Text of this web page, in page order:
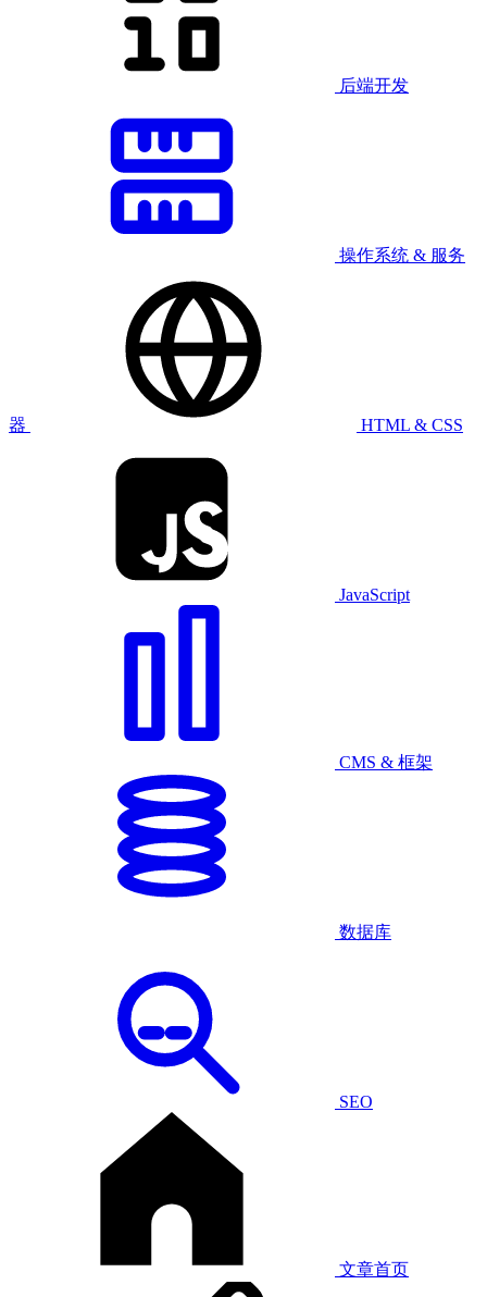
后端开发
操作系统 & 服务
器 HTML & CSS
JavaScript
CMS & 框架
数据库
SEO
文章首页